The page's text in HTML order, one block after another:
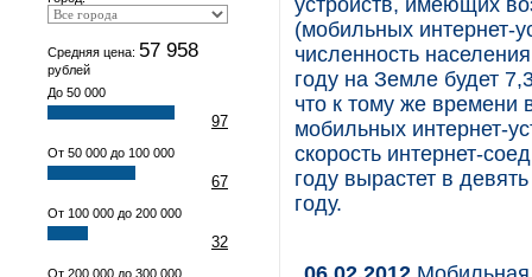
Средняя цена: 57 958
рублей
До 50 000
97
От 50 000 до 100 000
67
От 100 000 до 200 000
32
От 200 000 до 300 000
устройств, имеющих
(мобильных интернет-
численность
году на Земле будет
что к тому же времени
мобильных интернет-
скорость интернет-
году вырастет в
году.